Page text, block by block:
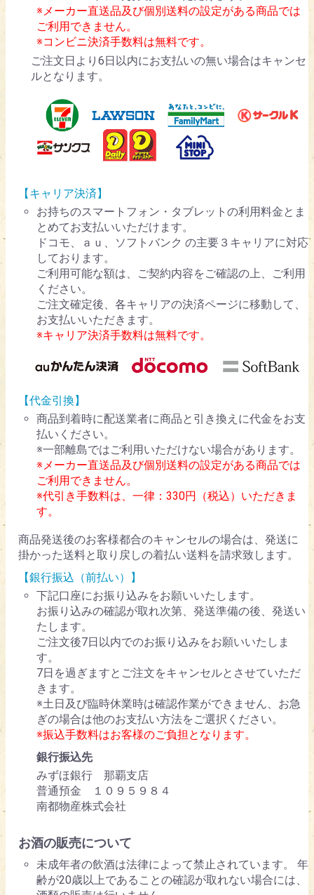
※メーカー直送品及び個別送料の設定がある商品では
ご利用できません。
※コンビニ決済手数料は無料です。
ご注文日より6日以内にお支払いの無い場合はキャンセ
ルとなります。
【キャリア決済】
お持ちのスマートフォン・タブレットの利用料金とま
とめてお支払いいただけます。
ドコモ、ａｕ、ソフトバンク の主要３キャリアに対応
しております。
ご利用可能な額は、ご契約内容をご確認の上、ご利用
ください。
ご注文確定後、各キャリアの決済ページに移動して、
お支払いいただきます。
※キャリア決済手数料は無料です。
【代金引換】
商品到着時に配送業者に商品と引き換えに代金をお支
払いください。
※一部離島ではご利用いただけない場合があります。
※メーカー直送品及び個別送料の設定がある商品では
ご利用できません。
※代引き手数料は、一律：330円（税込）いただきま
す。
商品発送後のお客様都合のキャンセルの場合は、発送に
掛かった送料と取り戻しの着払い送料を請求致します。
【銀行振込（前払い）】
下記口座にお振り込みをお願いいたします。
お振り込みの確認が取れ次第、発送準備の後、発送い
たします。
ご注文後7日以内でのお振り込みをお願いいたしま
す。
7日を過ぎますとご注文をキャンセルとさせていただ
きます。
※土日及び臨時休業時は確認作業ができません、お急
ぎの場合は他のお支払い方法をご選択ください。
※振込手数料はお客様のご負担となります。
銀行振込先
みずほ銀行 那覇支店
普通預金 １０９５９８４
南都物産株式会社
お酒の販売について
未成年者の飲酒は法律によって禁止されています。 年
齢が20歳以上であることの確認が取れない場合には、